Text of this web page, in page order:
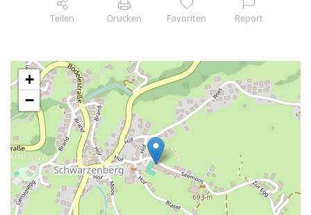
Teilen Drucken Favoriten Report
+
−